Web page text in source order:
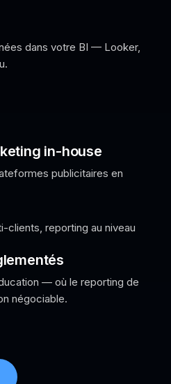
dans votre BI — Looker,
in-house
publicitaires en
clients, reporting au niveau
— où le reporting de
négociable.